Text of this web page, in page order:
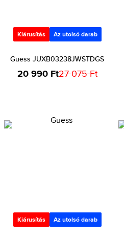
Kiárusítás Az utolsó darab
Guess JUXB03238JWSTDGS
20 990 Ft27 075 Ft
Kiárusítás Az utolsó darab